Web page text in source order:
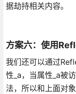
据劫持相关内容。
方案六：使用
我们还可以通过
性_a，当属性_a被
法，所以和上面对